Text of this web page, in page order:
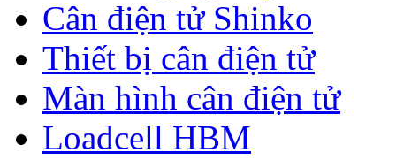
Cân điện tử Shinko
Thiết bị cân điện tử
Màn hình cân điện tử
Loadcell HBM